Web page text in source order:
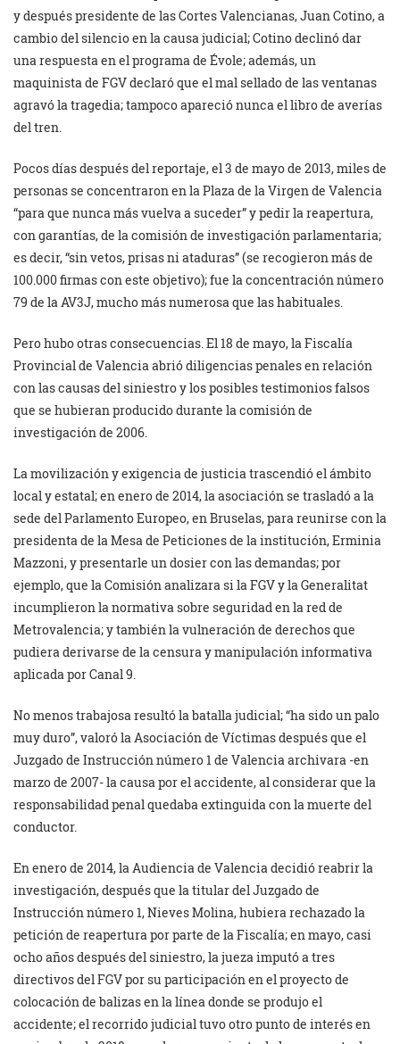
y después presidente de las Cortes Valencianas, Juan Cotino, a
cambio del silencio en la causa judicial; Cotino declinó dar
una respuesta en el programa de Évole; además, un
maquinista de FGV declaró que el mal sellado de las ventanas
agravó la tragedia; tampoco apareció nunca el libro de averías
del tren.
Pocos días después del reportaje, el 3 de mayo de 2013, miles de
personas se concentraron en la Plaza de la Virgen de Valencia
“para que nunca más vuelva a suceder” y pedir la reapertura,
con garantías, de la comisión de investigación parlamentaria;
es decir, “sin vetos, prisas ni ataduras” (se recogieron más de
100.000 firmas con este objetivo); fue la concentración número
79 de la AV3J, mucho más numerosa que las habituales.
Pero hubo otras consecuencias. El 18 de mayo, la Fiscalía
Provincial de Valencia abrió diligencias penales en relación
con las causas del siniestro y los posibles testimonios falsos
que se hubieran producido durante la comisión de
investigación de 2006.
La movilización y exigencia de justicia trascendió el ámbito
local y estatal; en enero de 2014, la asociación se trasladó a la
sede del Parlamento Europeo, en Bruselas, para reunirse con la
presidenta de la Mesa de Peticiones de la institución, Erminia
Mazzoni, y presentarle un dosier con las demandas; por
ejemplo, que la Comisión analizara si la FGV y la Generalitat
incumplieron la normativa sobre seguridad en la red de
Metrovalencia; y también la vulneración de derechos que
pudiera derivarse de la censura y manipulación informativa
aplicada por Canal 9.
No menos trabajosa resultó la batalla judicial; “ha sido un palo
muy duro”, valoró la Asociación de Víctimas después que el
Juzgado de Instrucción número 1 de Valencia archivara -en
marzo de 2007- la causa por el accidente, al considerar que la
responsabilidad penal quedaba extinguida con la muerte del
conductor.
En enero de 2014, la Audiencia de Valencia decidió reabrir la
investigación, después que la titular del Juzgado de
Instrucción número 1, Nieves Molina, hubiera rechazado la
petición de reapertura por parte de la Fiscalía; en mayo, casi
ocho años después del siniestro, la jueza imputó a tres
directivos del FGV por su participación en el proyecto de
colocación de balizas en la línea donde se produjo el
accidente; el recorrido judicial tuvo otro punto de interés en